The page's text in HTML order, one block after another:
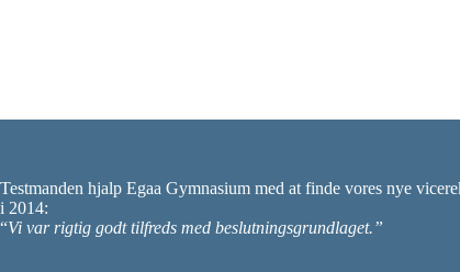
Testmanden hjalp Egaa Gymnasium med at finde vores nye
i 2014:
“Vi var rigtig godt tilfreds med beslutningsgrundlaget.”